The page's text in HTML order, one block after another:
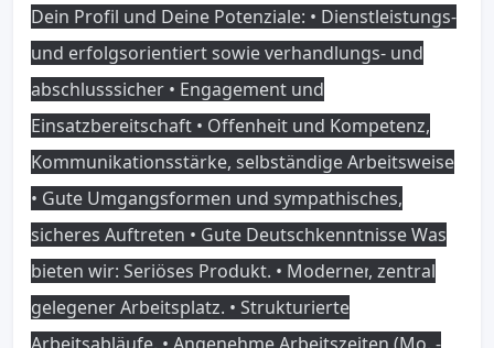
Dein Profil und Deine Potenziale: • Dienstleistungs-
und erfolgsorientiert sowie verhandlungs- und
abschlusssicher • Engagement und
Einsatzbereitschaft • Offenheit und Kompetenz,
Kommunikationsstärke, selbständige Arbeitsweise
• Gute Umgangsformen und sympathisches,
sicheres Auftreten • Gute Deutschkenntnisse Was
bieten wir: Seriöses Produkt. • Moderner, zentral
gelegener Arbeitsplatz. • Strukturierte